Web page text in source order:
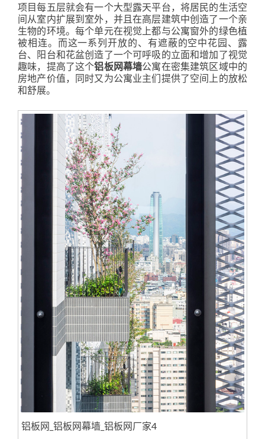
项目每五层就会有一个大型露天平台，将居民的生活空
间从室内扩展到室外，并且在高层建筑中创造了一个亲
生物的环境。每个单元在视觉上都与公寓窗外的绿色植
被相连。而这一系列开放的、有遮蔽的空中花园、露
台、阳台和花盆创造了一个可呼吸的立面和增加了视觉
趣味，提高了这个铝板网幕墙公寓在密集建筑区域中的
房地产价值，同时又为公寓业主们提供了空间上的放松
和舒展。
铝板网_铝板网幕墙_铝板网厂家4